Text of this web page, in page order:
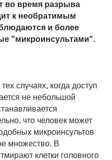
во время разрыва
к необратимым
и более
"микроинсультами".
случаях, когда доступ
не небольшой
что человек может
микроинсультов
множество. В
клетки головного